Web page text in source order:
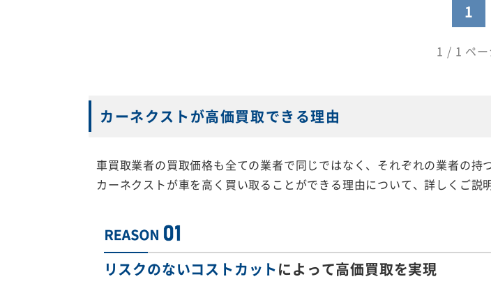
1
1 / 1 ペー
カーネクストが高価買取できる理由
車買取業者の買取価格も全ての業者で同じではなく、それぞれの業者の持
カーネクストが車を高く買い取ることができる理由について、詳しくご説
リスクのないコストカットによって高価買取を実現